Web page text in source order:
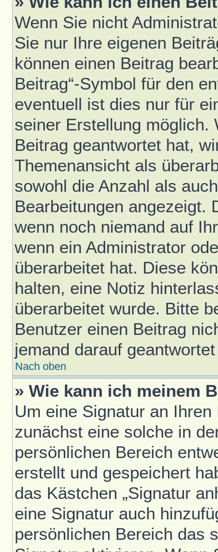
Wenn Sie nicht
Sie nur Ihre eigenen
können einen Beitrag
Beitrag“-Symbol für den
eventuell ist dies nur für
seiner Erstellung möglich.
Beitrag geantwortet hat,
Themenansicht als
sowohl die Anzahl als
Bearbeitungen angezeigt.
wenn noch niemand auf
wenn ein Administrator
überarbeitet hat. Diese
halten, eine Notiz
überarbeitet wurde. Bitte
Benutzer einen Beitrag
jemand darauf
Nach oben
» Wie kann ich meinem
Um eine Signatur an
zunächst eine solche in
persönlichen Bereich
erstellt und gespeichert
das Kästchen „Signatur
eine Signatur auch
persönlichen Bereich das